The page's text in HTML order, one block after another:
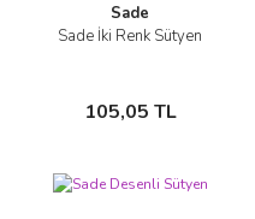
Sade
Sade İki Renk Sütyen
105,05 TL
İncele
Sepete Ekle